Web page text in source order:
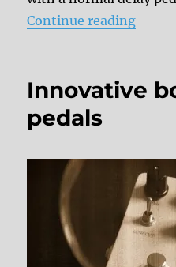
Continue reading
Innovative
pedals